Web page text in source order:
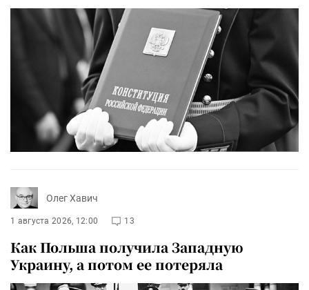
Олег Хавич
1 августа 2026, 12:00 13
Как Польша получила Западную
Украину, а потом ее потеряла